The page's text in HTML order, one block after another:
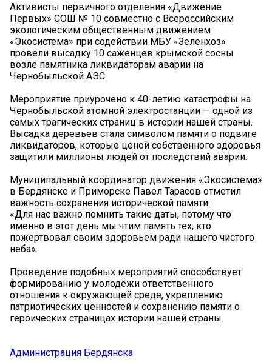
Активисты первичного отделения «Движение
Первых» СОШ № 10 совместно с Всероссийским
экологическим общественным движением
«Экосистема» при содействии МБУ «Зеленхоз»
провели высадку 10 саженцев крымской сосны
возле памятника ликвидаторам аварии на
Чернобыльской АЭС.
Мероприятие приурочено к 40-летию катастрофы на
Чернобыльской атомной электростанции — одной из
самых трагических страниц в истории нашей страны.
Высадка деревьев стала символом памяти о подвиге
ликвидаторов, которые ценой собственного здоровья
защитили миллионы людей от последствий аварии.
Муниципальный координатор движения «Экосистема»
в Бердянске и Приморске Павел Тарасов отметил
важность сохранения исторической памяти:
«Для нас важно помнить такие даты, потому что
именно в этот день мы чтим память тех, кто
пожертвовал своим здоровьем ради нашего чистого
неба».
Проведение подобных мероприятий способствует
формированию у молодёжи ответственного
отношения к окружающей среде, укреплению
патриотических ценностей и сохранению памяти о
героических страницах истории нашей страны.
Администрация Бердянска